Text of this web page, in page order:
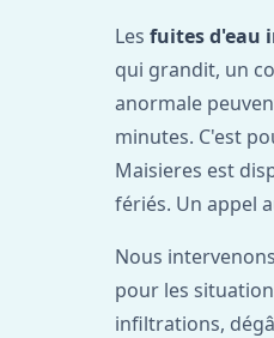
Les fuites d'eau
qui grandit, un
anormale
minutes. C'est
Maisieres est
fériés. Un appel
Nous
pour les
infiltrations,